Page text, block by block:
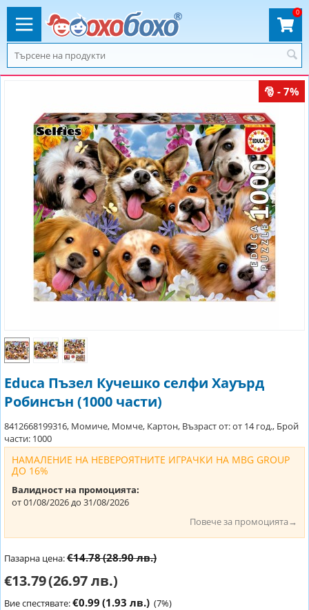
0
- 7%
Educa Пъзел Кучешко селфи Хауърд
Робинсън (1000 части)
8412668199316, Момиче, Момче, Картон, Възраст от: от 14 год., Брой
части: 1000
НАМАЛЕНИЕ НА НЕВЕРОЯТНИТЕ ИГРАЧКИ НА MBG GROUP
ДО 16%
Валидност на промоцията:
от 01/08/2026 до 31/08/2026
Повече за промоцията→
Пазарна цена:€14.78(28.90 лв.)
€13.79(26.97 лв.)
Вие спестявате:€0.99 (1.93 лв.) (7%)